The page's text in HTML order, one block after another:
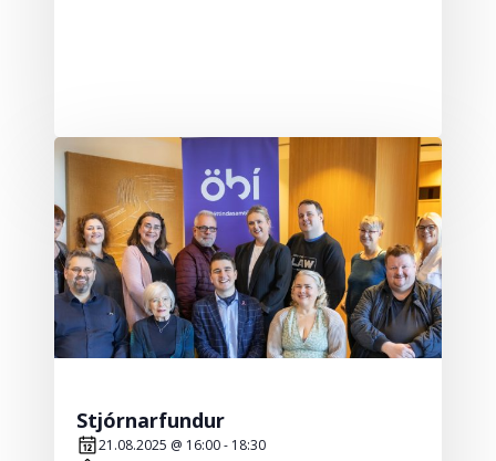
Stjórnarfundur
21.08.2025 @ 16:00- 18:30